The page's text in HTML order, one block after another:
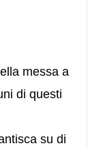
messa a
di questi
su di